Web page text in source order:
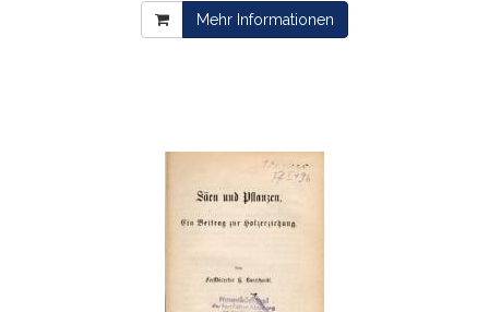
Mehr Informationen